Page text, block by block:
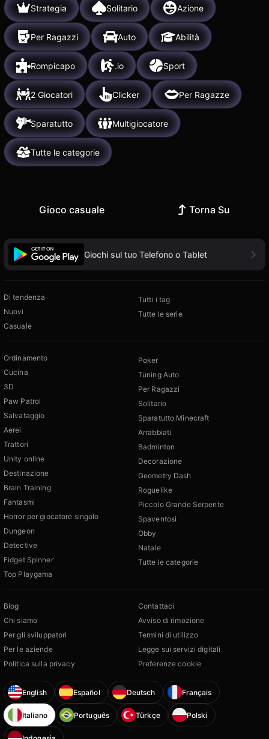
Strategia Solitario Azione
Per Ragazzi Auto Abilità
Rompicapo .io Sport
2 Giocatori Clicker Per Ragazze
Sparatutto Multigiocatore
Tutte le categorie
Gioco casuale Torna Su
Giochi sul tuo Telefono o Tablet
Di tendenza
Nuovi
Casuale
Tutti i tag
Tutte le serie
Ordinamento
Cucina
3D
Paw Patrol
Salvataggio
Aerei
Trattori
Unity online
Destinazione
Brain Training
Fantasmi
Horror per giocatore singolo
Dungeon
Detective
Fidget Spinner
Top Playgama
Poker
Tuning Auto
Per Ragazzi
Solitario
Sparatutto Minecraft
Arrabbiati
Badminton
Decorazione
Geometry Dash
Roguelike
Piccolo Grande Serpente
Spaventosi
Obby
Natale
Tutte le categorie
Blog
Chi siamo
Per gli sviluppatori
Per le aziende
Politica sulla privacy
Contattaci
Avviso di rimozione
Termini di utilizzo
Legge sui servizi digitali
Preferenze cookie
English Español Deutsch Français
Italiano Português Türkçe Polski